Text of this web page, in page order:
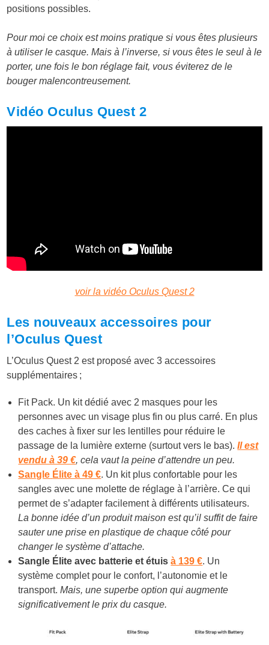
positions possibles.
Pour moi ce choix est moins pratique si vous êtes plusieurs
à utiliser le casque. Mais à l’inverse, si vous êtes le seul à le
porter, une fois le bon réglage fait, vous éviterez de le
bouger malencontreusement.
Vidéo Oculus Quest 2
voir la vidéo Oculus Quest 2
Les nouveaux accessoires pour
l’Oculus Quest
L’Oculus Quest 2 est proposé avec 3 accessoires
supplémentaires ;
Fit Pack. Un kit dédié avec 2 masques pour les
personnes avec un visage plus fin ou plus carré. En plus
des caches à fixer sur les lentilles pour réduire le
passage de la lumière externe (surtout vers le bas).Il est
vendu à 39 €, cela vaut la peine d’attendre un peu.
Sangle Élite à 49 €. Un kit plus confortable pour les
sangles avec une molette de réglage à l’arrière. Ce qui
permet de s’adapter facilement à différents utilisateurs.
La bonne idée d’un produit maison est qu’il suffit de faire
sauter une prise en plastique de chaque côté pour
changer le système d’attache.
Sangle Élite avec batterie et étuis à 139 €. Un
système complet pour le confort, l’autonomie et le
transport.Mais, une superbe option qui augmente
significativement le prix du casque.